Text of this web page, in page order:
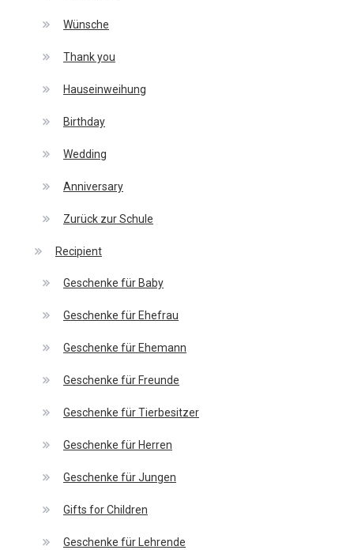
Wünsche
Thank you
Hauseinweihung
Birthday
Wedding
Anniversary
Zurück zur Schule
Recipient
Geschenke für Baby
Geschenke für Ehefrau
Geschenke für Ehemann
Geschenke für Freunde
Geschenke für Tierbesitzer
Geschenke für Herren
Geschenke für Jungen
Gifts for Children
Geschenke für Lehrende